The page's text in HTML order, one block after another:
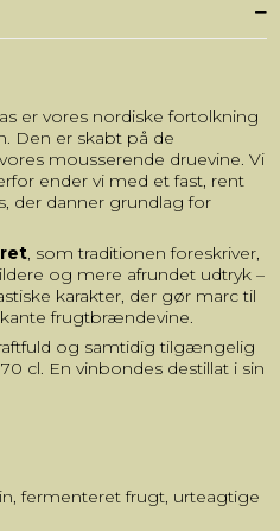
er vores nordiske fortolkning
Den er skabt på de
mousserende druevine. Vi
ender vi med et fast, rent
der danner grundlag for
, som traditionen foreskriver,
og mere afrundet udtryk –
karakter, der gør marc til
frugtbrændevine.
og samtidig tilgængelig
cl. En vinbondes destillat i sin
fermenteret frugt, urteagtige